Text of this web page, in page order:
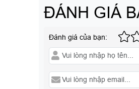
ĐÁNH GIÁ
Đánh giá của bạn: